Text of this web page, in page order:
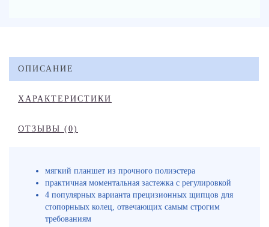
ОПИСАНИЕ
ХАРАКТЕРИСТИКИ
ОТЗЫВЫ (0)
мягкий планшет из прочного полиэстера
практичная моментальная застежка с регулировкой
4 популярных варианта прецизионных щипцов для
стопорныых колец, отвечающих самым строгим
требованиям